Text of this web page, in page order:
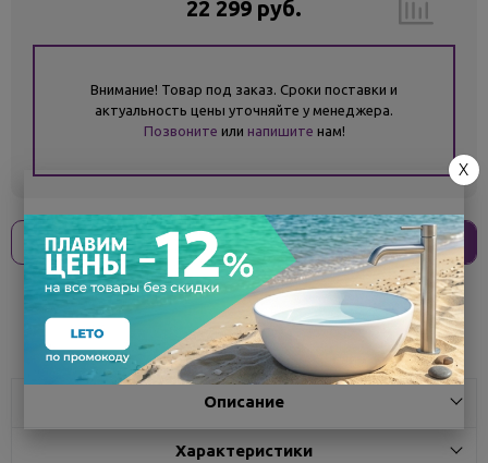
22 299 руб.
Внимание! Товар под заказ. Сроки поставки и
актуальность цены уточняйте у менеджера.
Позвоните или напишите нам!
Оплати без переплат 5 575 ₽x 4 платежа
Поделиться
Описание
Характеристики
X